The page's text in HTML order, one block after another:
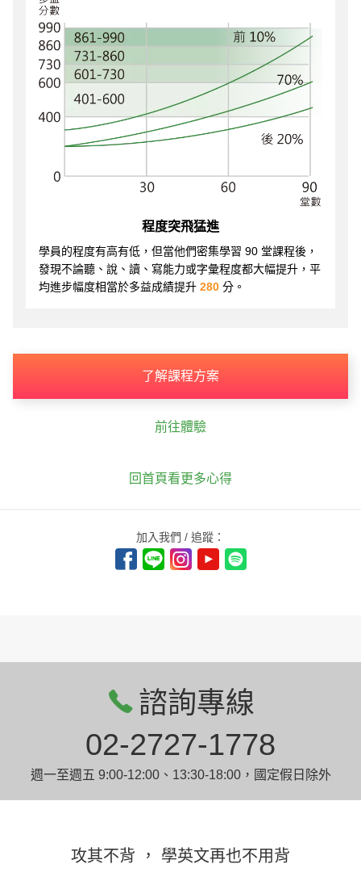
程度突飛猛進
學員的程度有高有低，但當他們密集學習 90 堂課程後，
發現不論聽、說、讀、寫能力或字彙程度都大幅提升，平
均進步幅度相當於多益成績提升 280 分。
了解課程方案
前往體驗
回首頁看更多心得
加入我們 / 追蹤：
諮詢專線
02-2727-1778
週一至週五 9:00-12:00、13:30-18:00，國定假日除外
攻其不背 ， 學英文再也不用背